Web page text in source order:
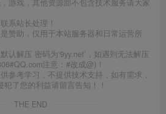
游戏，其他资源部不包含技术服务请大家
系站长处理！
赞助，仅用于本站服务器和日常运营所
认解压 密码为‘9yy.net’，如遇到无法解压
注意：#改成@)！
参考学习，不提供技术支持，如有需求，
了您的利益请留言告知！！
THE END